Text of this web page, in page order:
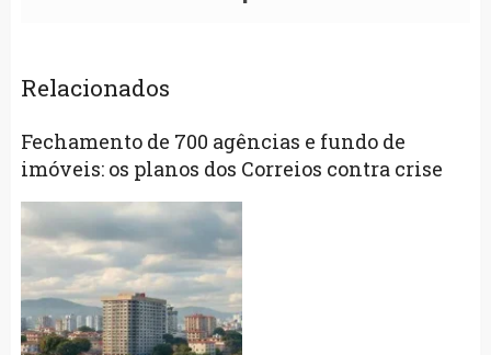
Relacionados
Fechamento de 700 agências e fundo de
imóveis: os planos dos Correios contra crise